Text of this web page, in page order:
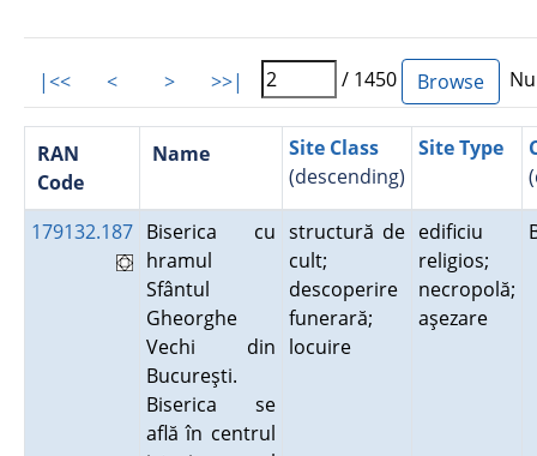
|<< < > >>| / 1450
RAN
Code
Name
Site Class
(descending)
Site Type
179132.187 Biserica cu
hramul
Sfântul
Gheorghe
Vechi din
Bucureşti.
Biserica se
află în centrul
structură de
cult;
descoperire
funerară;
locuire
edificiu
religios;
necropolă;
aşezare